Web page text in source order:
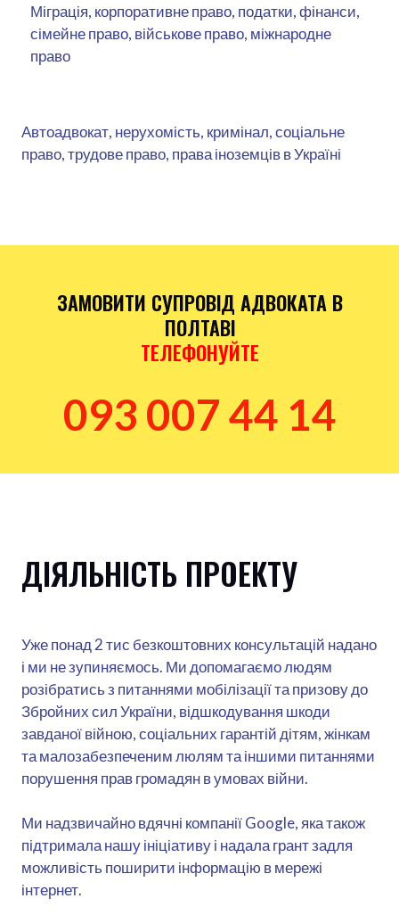
Міграція, корпоративне право, податки, фінанси,
сімейне право, військове право, міжнародне
право
Автоадвокат, нерухомість, кримінал, соціальне
право, трудове право, права іноземців в Україні
ЗАМОВИТИ СУПРОВІД АДВОКАТА В
ПОЛТАВІ
ТЕЛЕФОНУЙТЕ
093 007 44 14
ДІЯЛЬНІСТЬ ПРОЕКТУ
Уже понад 2 тис безкоштовних консультацій надано
і ми не зупиняємось. Ми допомагаємо людям
розібратись з питаннями мобілізації та призову до
Збройних сил України, відшкодування шкоди
завданої війною, соціальних гарантій дітям, жінкам
та малозабезпеченим люлям та іншими питаннями
порушення прав громадян в умовах війни.
Ми надзвичайно вдячні компанії Google, яка також
підтримала нашу ініціативу і надала грант задля
можливість поширити інформацію в мережі
інтернет.